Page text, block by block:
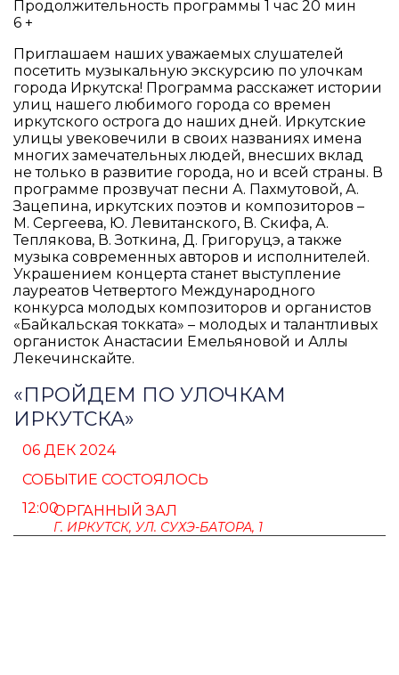
Продолжительность программы 1 час 20 мин
6 +
Приглашаем наших уважаемых слушателей
посетить музыкальную экскурсию по улочкам
города Иркутска! Программа расскажет истории
улиц нашего любимого города со времен
иркутского острога до наших дней. Иркутские
улицы увековечили в своих названиях имена
многих замечательных людей, внесших вклад
не только в развитие города, но и всей страны. В
программе прозвучат песни А. Пахмутовой, А.
Зацепина, иркутских поэтов и композиторов –
М. Сергеева, Ю. Левитанского, В. Скифа, А.
Теплякова, В. Зоткина, Д. Григоруцэ, а также
музыка современных авторов и исполнителей.
Украшением концерта станет выступление
лауреатов Четвертого Международного
конкурса молодых композиторов и органистов
«Байкальская токката» – молодых и талантливых
органисток Анастасии Емельяновой и Аллы
Лекечинскайте.
«ПРОЙДЕМ ПО УЛОЧКАМ
ИРКУТСКА»
06 ДЕК 2024
СОБЫТИЕ СОСТОЯЛОСЬ
12:00ОРГАННЫЙ ЗАЛ
Г. ИРКУТСК, УЛ. СУХЭ-БАТОРА, 1